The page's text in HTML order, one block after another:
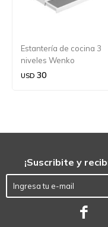
Estantería de cocina 3
niveles Wenko
USD 30
¡Suscribite y
